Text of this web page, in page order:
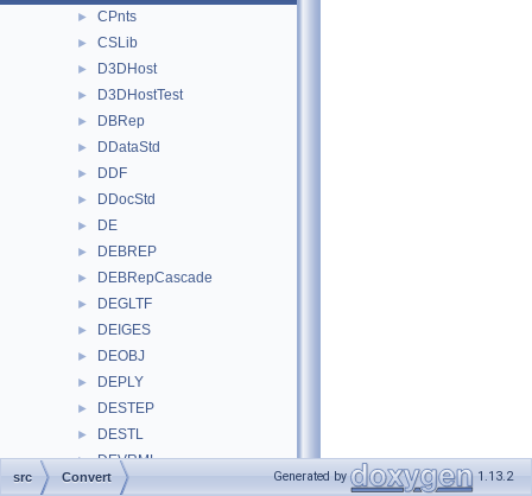
► CPnts
► CSLib
► D3DHost
► D3DHostTest
► DBRep
► DDataStd
► DDF
► DDocStd
► DE
► DEBREP
► DEBRepCascade
► DEGLTF
► DEIGES
► DEOBJ
► DEPLY
► DESTEP
► DESTL
► DEVRML
► DEXCAF
src Convert Generated by 1.13.2